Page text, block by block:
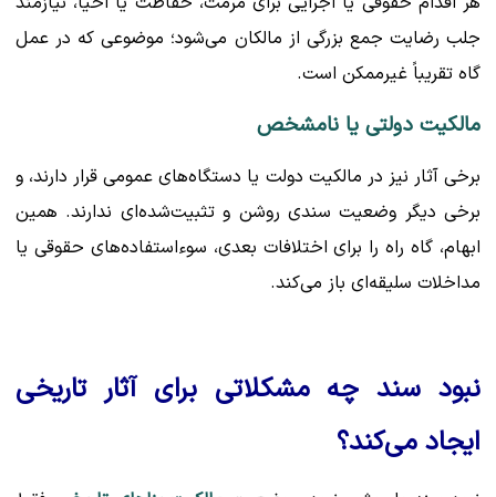
جلب رضایت جمع بزرگی از مالکان می‌شود؛ موضوعی که در عمل
گاه تقریباً غیرممکن است.
مالکیت دولتی یا نامشخص
برخی آثار نیز در مالکیت دولت یا دستگاه‌های عمومی قرار دارند، و
برخی دیگر وضعیت سندی روشن و تثبیت‌شده‌ای ندارند. همین
ابهام، گاه راه را برای اختلافات بعدی، سوءاستفاده‌های حقوقی یا
مداخلات سلیقه‌ای باز می‌کند.
نبود سند چه مشکلاتی برای آثار تاریخی
ایجاد می‌کند؟